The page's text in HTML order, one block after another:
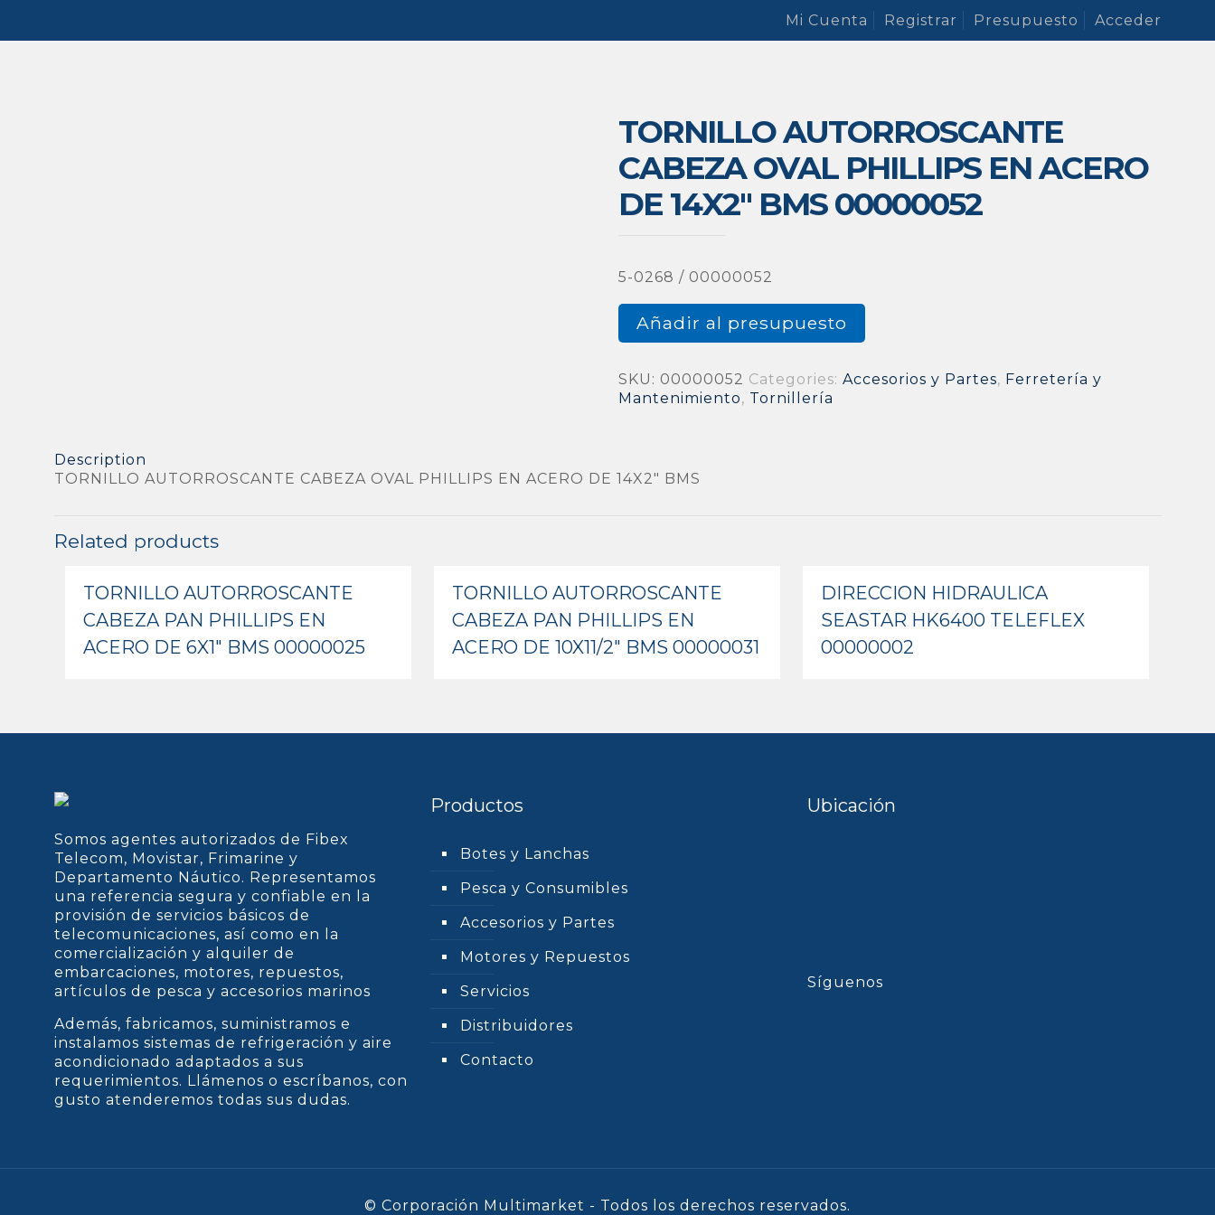
Mi Cuenta Registrar Presupuesto Acceder
TORNILLO AUTORROSCANTE
CABEZA OVAL PHILLIPS EN ACERO
DE 14X2″ BMS 00000052
5-0268 / 00000052
Añadir al presupuesto
SKU: 00000052 Categories:Accesorios y Partes, Ferretería y
Mantenimiento, Tornillería
Description
TORNILLO AUTORROSCANTE CABEZA OVAL PHILLIPS EN ACERO DE 14X2″ BMS
Related products
TORNILLO AUTORROSCANTE
CABEZA PAN PHILLIPS EN
ACERO DE 6X1″ BMS 00000025
TORNILLO AUTORROSCANTE
CABEZA PAN PHILLIPS EN
ACERO DE 10X11/2″ BMS 00000031
DIRECCION HIDRAULICA
SEASTAR HK6400 TELEFLEX
00000002
Somos agentes autorizados de Fibex
Telecom, Movistar, Frimarine y
Departamento Náutico. Representamos
una referencia segura y confiable en la
provisión de servicios básicos de
telecomunicaciones, así como en la
comercialización y alquiler de
embarcaciones, motores, repuestos,
artículos de pesca y accesorios marinos
Además, fabricamos, suministramos e
instalamos sistemas de refrigeración y aire
acondicionado adaptados a sus
requerimientos. Llámenos o escríbanos, con
gusto atenderemos todas sus dudas.
Productos
Botes y Lanchas
Pesca y Consumibles
Accesorios y Partes
Motores y Repuestos
Servicios
Distribuidores
Contacto
Ubicación
Síguenos
© Corporación Multimarket - Todos los derechos reservados.